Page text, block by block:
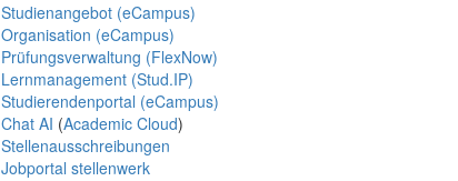
Studienangebot (eCampus)
Organisation (eCampus)
Prüfungsverwaltung (FlexNow)
Lernmanagement (Stud.IP)
Studierendenportal (eCampus)
Chat AI (Academic Cloud)
Stellenausschreibungen
Jobportal stellenwerk